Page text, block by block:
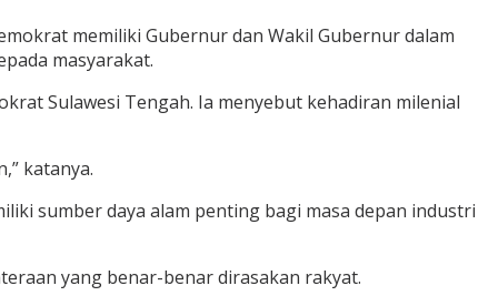
memiliki Gubernur dan Wakil Gubernur dalam
masyarakat.
Sulawesi Tengah. Ia menyebut kehadiran milenial
katanya.
sumber daya alam penting bagi masa depan industri
yang benar-benar dirasakan rakyat.